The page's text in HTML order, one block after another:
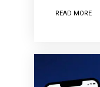
READ MORE